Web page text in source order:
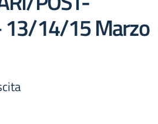
13/14/15 Marzo